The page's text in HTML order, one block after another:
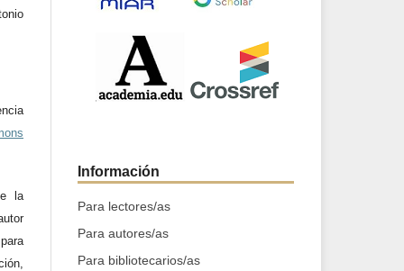
la
Información
Para lectores/as
Para autores/as
Para bibliotecarios/as